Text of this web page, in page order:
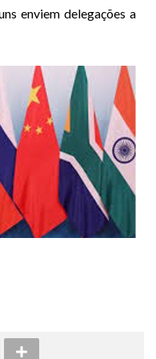
enviem delegações a